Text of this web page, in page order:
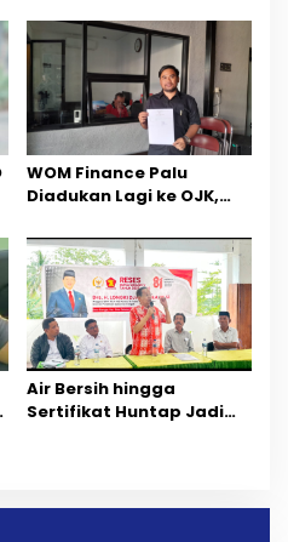
Percepatan Pemulihan
‎WOM Finance Palu
Diadukan Lagi ke OJK,
Pelelangan Kini
Penarikan Kendaraan
Dipersoalkan ‎
Air Bersih hingga
Sertifikat Huntap Jadi